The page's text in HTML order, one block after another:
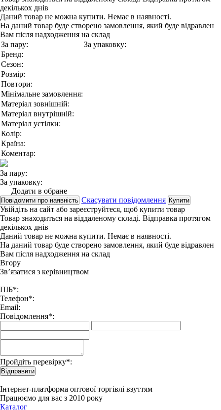
декількох днів
Даний товар не можна купити. Немає в наявності.
На даний товар буде створено замовлення, який буде відравлен
Вам після надходження на склад
За пару:
За упаковку:
Бренд:
Сезон:
Розмір:
Повтори:
Мінімальне замовлення:
Матеріал зовнішній:
Матеріал внутрішній:
Матеріал устілки:
Колір:
Країна:
Коментар:
За пару:
За упаковку:
Додати в обране
Повідомити про наявність Скасувати повідомлення Купити
Увійдіть на сайт або зареєструйтеся, щоб купити товар
Товар знаходиться на віддаленому складі. Відправка протягом
декількох днів
Даний товар не можна купити. Немає в наявності.
На даний товар буде створено замовлення, який буде відравлен
Вам після надходження на склад
Вгору
Зв’язатися з керівництвом
ПІБ*:
Телефон*:
Email:
Повідомлення*:
Пройдіть перевірку*:
Відправити
Інтернет-платформа оптової торгівлі взуттям
Працюємо для вас з 2010 року
Каталог